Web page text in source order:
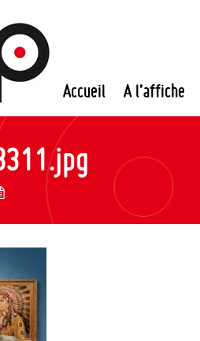
Accueil A l’affiche